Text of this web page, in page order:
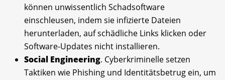
können unwissentlich Schadsoftware
einschleusen, indem sie infizierte Dateien
herunterladen, auf schädliche Links klicken oder
Software-Updates nicht installieren.
Social Engineering. Cyberkriminelle setzen
Taktiken wie Phishing und Identitätsbetrug ein, um